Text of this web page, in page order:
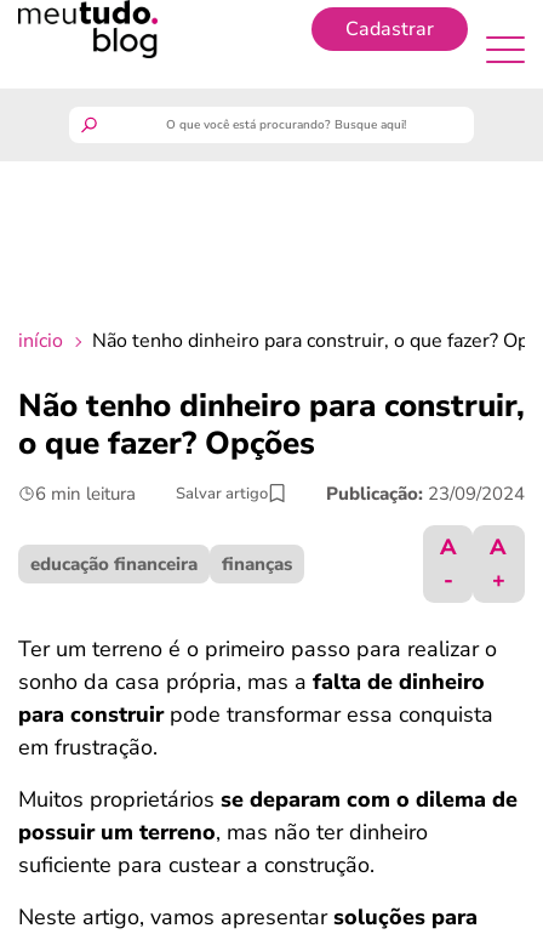
Cadastrar
crédito fácil
últimas notícias
ferramentas
início Não tenho dinheiro para construir, o que fazer?
Não tenho dinheiro para construir,
o que fazer? Opções
6 min leitura Salvar artigo Publicação: 23/09/2024
educação financeira finanças
A
-
A
+
Ter um terreno é o primeiro passo para realizar o
sonho da casa própria, mas a falta de dinheiro
para construirpode transformar essa conquista
em frustração.
Muitos proprietários se deparam com o dilema de
possuir um terreno, mas não ter dinheiro
suficiente para custear a construção.
Neste artigo, vamos apresentarsoluções para